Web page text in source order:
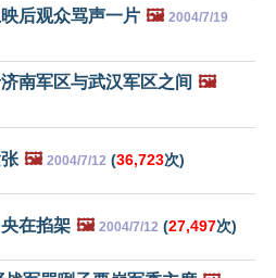
后观众骂声一片 🖼️ 2004/7/19
南军区与武汉军区之间 🖼️
🖼️ 2004/7/12 (36,723次)
在掐架 🖼️ 2004/7/12 (27,497次)